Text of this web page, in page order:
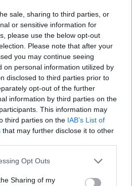
sale, sharing to third parties, or
or sensitive information for
please use the below opt-out
Please note that after your
you may continue seeing
on personal information utilized by
disclosed to third parties prior to
opt-out of the further
information by third parties on the
This information may
third parties on the IAB’s List of
that may further disclose it to other
app uses one or more Google
behaviour. You may click to
Opt Outs
Sharing of my
στην τοπική αγορά
στο οικονομικό και η
οφέλη της τοπικής
εδώ κόσμος από παντού
λένε κάποιοι δημότες ότι
αριθμό επισκεπτών, με
οι ίδιοι την άνεση
παραλίες. Άλλοι
απορρίμματα
ο δήμος. Η απάντηση
είναι αυτή ακριβώς, ο τόσο
στην τοπική αγορά.